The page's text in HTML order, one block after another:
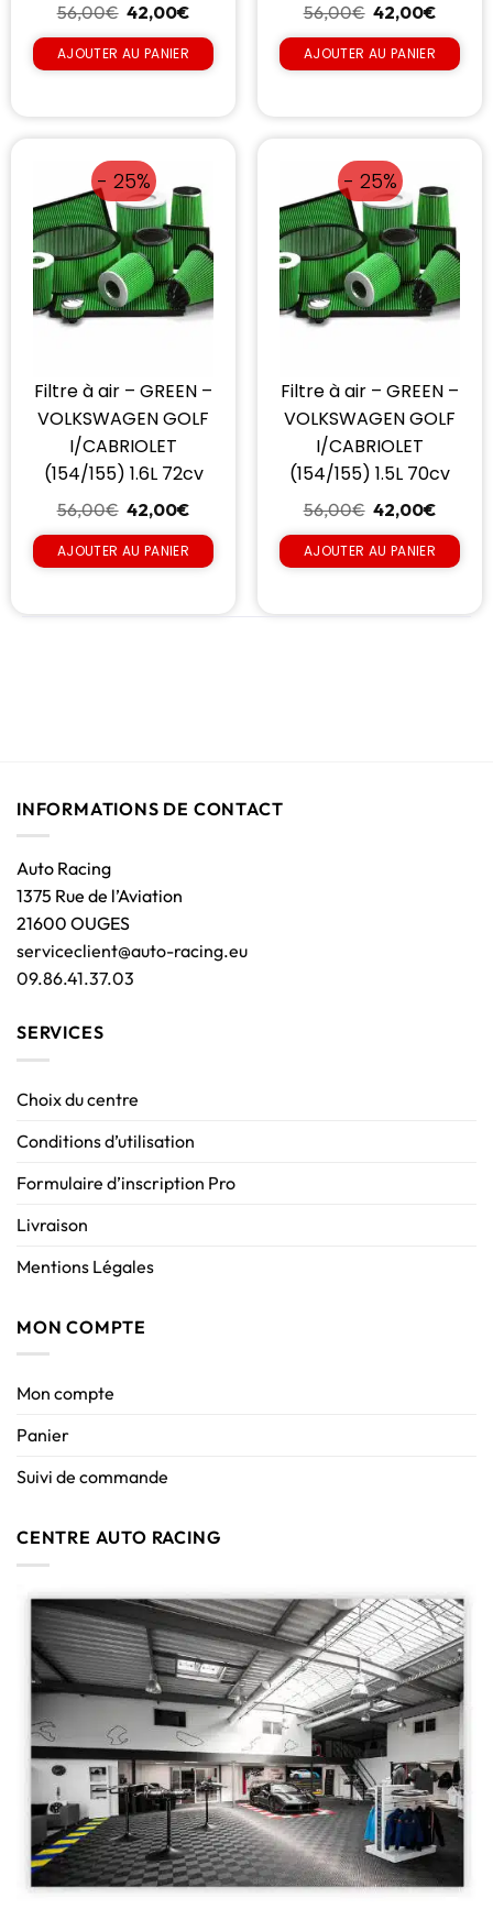
56,00€ 42,00€
AJOUTER AU PANIER
56,00€ 42,00€
AJOUTER AU PANIER
- 25%
Filtre à air – GREEN –
VOLKSWAGEN GOLF
I/CABRIOLET
(154/155) 1.6L 72cv
56,00€ 42,00€
AJOUTER AU PANIER
- 25%
Filtre à air – GREEN –
VOLKSWAGEN GOLF
I/CABRIOLET
(154/155) 1.5L 70cv
56,00€ 42,00€
AJOUTER AU PANIER
INFORMATIONS DE CONTACT
Auto Racing
1375 Rue de l’Aviation
21600 OUGES
serviceclient@auto-racing.eu
09.86.41.37.03
SERVICES
Choix du centre
Conditions d’utilisation
Formulaire d’inscription Pro
Livraison
Mentions Légales
MON COMPTE
Mon compte
Panier
Suivi de commande
CENTRE AUTO RACING